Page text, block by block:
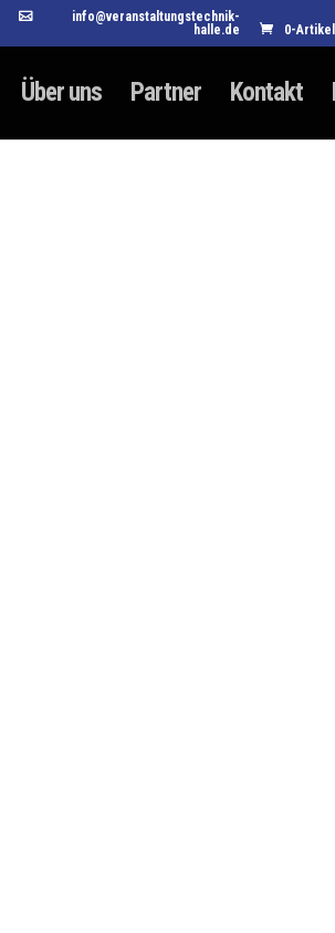
info@veranstaltungstechnik-
halle.de
0-Artikel
Über uns Partner Kontakt